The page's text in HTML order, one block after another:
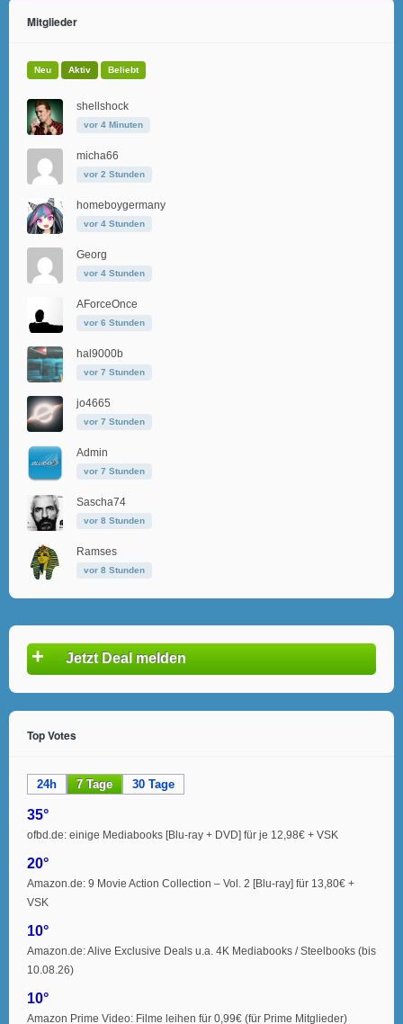
Mitglieder
Neu Aktiv Beliebt
shellshock
vor 4 Minuten
micha66
vor 2 Stunden
homeboygermany
vor 4 Stunden
Georg
vor 4 Stunden
AForceOnce
vor 6 Stunden
hal9000b
vor 7 Stunden
jo4665
vor 7 Stunden
Admin
vor 7 Stunden
Sascha74
vor 8 Stunden
Ramses
vor 8 Stunden
+ Jetzt Deal melden
Top Votes
24h 7 Tage 30 Tage
35°
ofbd.de: einige Mediabooks [Blu-ray + DVD] für je 12,98€ + VSK
20°
Amazon.de: 9 Movie Action Collection – Vol. 2 [Blu-ray] für 13,80€ +
VSK
10°
Amazon.de: Alive Exclusive Deals u.a. 4K Mediabooks / Steelbooks (bis
10.08.26)
10°
Amazon Prime Video: Filme leihen für 0,99€ (für Prime Mitglieder)